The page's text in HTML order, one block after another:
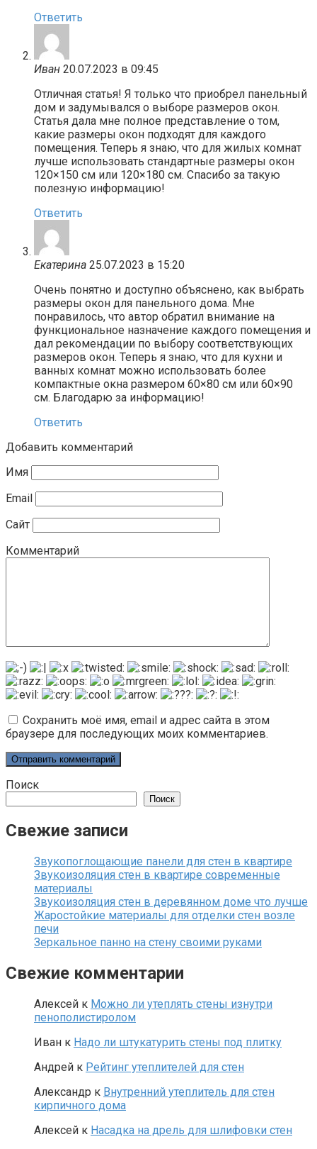
Ответить
Иван 20.07.2023 в 09:45
Отличная статья! Я только что приобрел панельный
дом и задумывался о выборе размеров окон.
Статья дала мне полное представление о том,
какие размеры окон подходят для каждого
помещения. Теперь я знаю, что для жилых комнат
лучше использовать стандартные размеры окон
120×150 см или 120×180 см. Спасибо за такую
полезную информацию!
Ответить
Екатерина 25.07.2023 в 15:20
Очень понятно и доступно объяснено, как выбрать
размеры окон для панельного дома. Мне
понравилось, что автор обратил внимание на
функциональное назначение каждого помещения и
дал рекомендации по выбору соответствующих
размеров окон. Теперь я знаю, что для кухни и
ванных комнат можно использовать более
компактные окна размером 60×80 см или 60×90
см. Благодарю за информацию!
Ответить
Добавить комментарий
Имя
Email
Сайт
Комментарий
Сохранить моё имя, email и адрес сайта в этом
браузере для последующих моих комментариев.
Поиск
Поиск
Свежие записи
Звукопоглощающие панели для стен в квартире
Звукоизоляция стен в квартире современные
материалы
Звукоизоляция стен в деревянном доме что лучше
Жаростойкие материалы для отделки стен возле
печи
Зеркальное панно на стену своими руками
Свежие комментарии
Алексей к Можно ли утеплять стены изнутри
пенополистиролом
Иван к Надо ли штукатурить стены под плитку
Андрей к Рейтинг утеплителей для стен
Александр к Внутренний утеплитель для стен
кирпичного дома
Алексей к Насадка на дрель для шлифовки стен